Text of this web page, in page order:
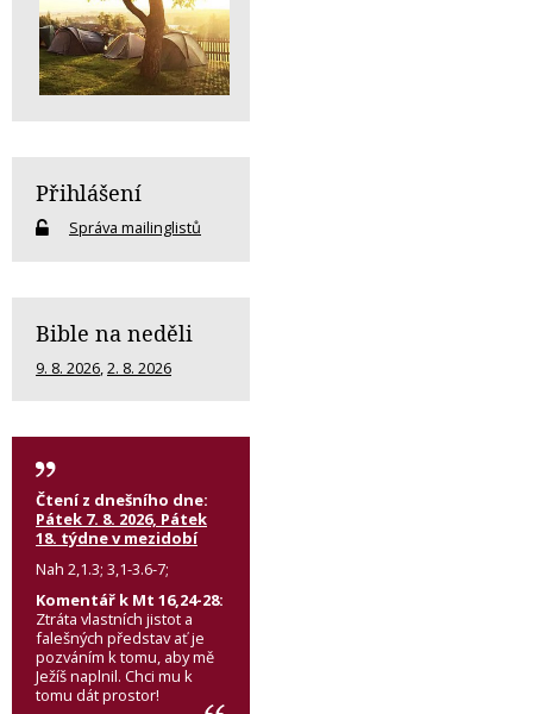
Přihlášení
Správa mailinglistů
Bible na neděli
9. 8. 2026,2. 8. 2026
Čtení z dnešního dne:
Pátek 7. 8. 2026, Pátek
18. týdne v mezidobí
Nah 2,1.3; 3,1-3.6-7;
Komentář k Mt 16,24-28:
Ztráta vlastních jistot a
falešných představ ať je
pozváním k tomu, aby mě
Ježíš naplnil. Chci mu k
tomu dát prostor!